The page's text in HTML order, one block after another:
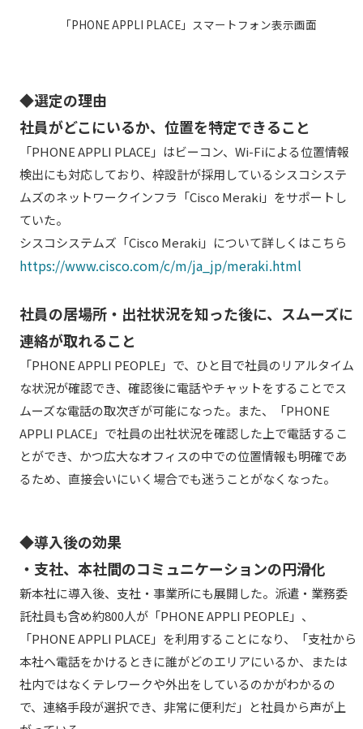
「PHONE APPLI PLACE」スマートフォン表示画面
◆選定の理由
社員がどこにいるか、位置を特定できること
「PHONE APPLI PLACE」はビーコン、Wi-Fiによる位置情報
検出にも対応しており、梓設計が採用しているシスコシステ
ムズのネットワークインフラ「Cisco Meraki」をサポートし
ていた。
シスコシステムズ「Cisco Meraki」について詳しくはこちら
https://www.cisco.com/c/m/ja_jp/meraki.html
社員の居場所・出社状況を知った後に、スムーズに
連絡が取れること
「PHONE APPLI PEOPLE」で、ひと目で社員のリアルタイム
な状況が確認でき、確認後に電話やチャットをすることでス
ムーズな電話の取次ぎが可能になった。また、「PHONE
APPLI PLACE」で社員の出社状況を確認した上で電話するこ
とができ、かつ広大なオフィスの中での位置情報も明確であ
るため、直接会いにいく場合でも迷うことがなくなった。
◆導入後の効果
・支社、本社間のコミュニケーションの円滑化
新本社に導入後、支社・事業所にも展開した。派遣・業務委
託社員も含め約800人が「PHONE APPLI PEOPLE」、
「PHONE APPLI PLACE」を利用することになり、「支社から
本社へ電話をかけるときに誰がどのエリアにいるか、または
社内ではなくテレワークや外出をしているのかがわかるの
で、連絡手段が選択でき、非常に便利だ」と社員から声が上